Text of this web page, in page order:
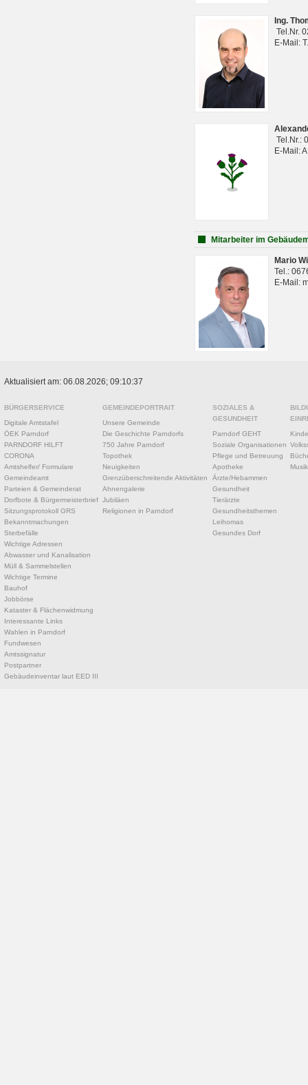
Ing.
Tel.Nr.
E-Mail:
Tel.Nr.:
E-Mail:
Mitarbeiter im
Mario
Tel.:
E-Mail:
Aktualisiert am: 06.08.2026; 09:10:37
BÜRGERSERVICE
Digitale Amtstafel
ÖEK Parndorf
PARNDORF HILFT
CORONA
Amtshelfer/ Formulare
Gemeindeamt
Parteien & Gemeinderat
Dorfbote & Bürgermeisterbrief
Sitzungsprotokoll GRS
Bekanntmachungen
Sterbefälle
Wichtige Adressen
Abwasser und Kanalisation
Müll & Sammelstellen
Wichtige Termine
Bauhof
Jobbörse
Kataster & Flächenwidmung
Interessante Links
Wahlen in Parndorf
Fundwesen
Amtssignatur
Postpartner
Gebäudeinventar laut EED III
GEMEINDEPORTRAIT
Unsere Gemeinde
Die Geschichte Parndorfs
750 Jahre Parndorf
Topothek
Neuigkeiten
Grenzüberschreitende Aktivitäten
Ahnengalerie
Jubiläen
Religionen in Parndorf
SOZIALES &
GESUNDHEIT
Parndorf GEHT
Soziale Organisationen
Pflege und Betreuung
Apotheke
Ärzte/Hebammen
Gesundheit
Tierärzte
Gesundheitsthemen
Leihomas
Gesundes Dorf